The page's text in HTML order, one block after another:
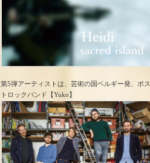
第5弾アーティストは、芸術の国ベルギー発、ポス
トロック​バンド【Yuko】